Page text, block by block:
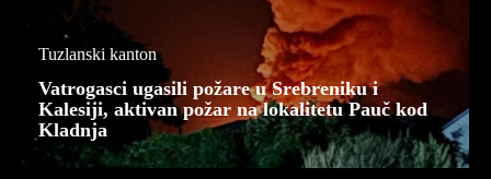
Tuzlanski kanton
Vatrogasci ugasili požare u Srebreniku i
Kalesiji, aktivan požar na lokalitetu Pauč kod
Kladnja